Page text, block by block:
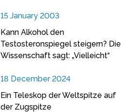
15 January 2003
Kann Alkohol den
Testosteronspiegel steigern? Die
Wissenschaft sagt: „Vielleicht“
18 December 2024
Ein Teleskop der Weltspitze auf
der Zugspitze